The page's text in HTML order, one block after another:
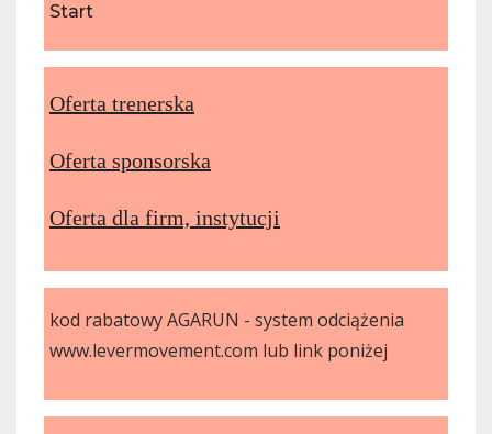
Start
Oferta trenerska
Oferta sponsorska
Oferta dla firm, instytucji
kod rabatowy AGARUN - system odciążenia
www.levermovement.com lub link poniżej